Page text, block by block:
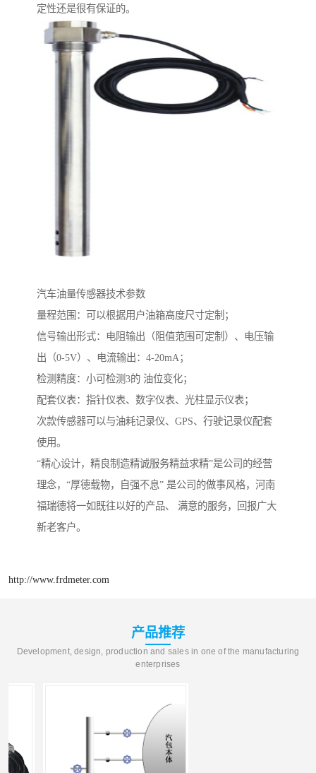
定性还是很有保证的。
汽车油量传感器技术参数
量程范围：可以根据用户油箱高度尺寸定制；
信号输出形式：电阻输出（阻值范围可定制）、电压输
出（0-5V）、电流输出：4-20mA；
检测精度：小可检测3的 油位变化；
配套仪表：指针仪表、数字仪表、光柱显示仪表；
次款传感器可以与油耗记录仪、GPS、行驶记录仪配套
使用。
“精心设计，精良制造精诚服务精益求精”是公司的经营
理念，“厚德载物，自强不息” 是公司的做事风格，河南
福瑞德将一如既往以好的产品、 满意的服务，回报广大
新老客户。
http://www.frdmeter.com
产品推荐
Development, design, production and sales in one of the manufacturing
enterprises